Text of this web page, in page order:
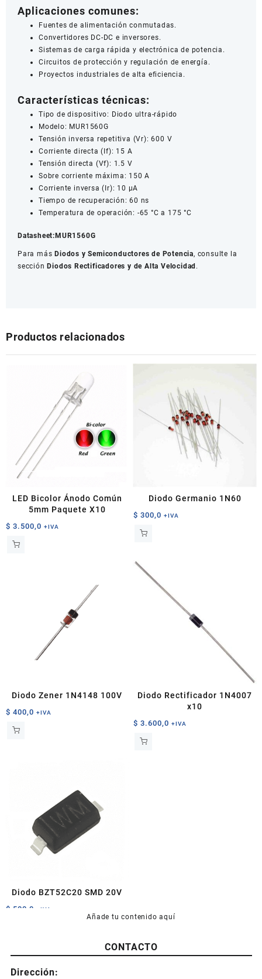
Aplicaciones comunes:
Fuentes de alimentación conmutadas.
Convertidores DC-DC e inversores.
Sistemas de carga rápida y electrónica de potencia.
Circuitos de protección y regulación de energía.
Proyectos industriales de alta eficiencia.
Características técnicas:
Tipo de dispositivo: Diodo ultra-rápido
Modelo: MUR1560G
Tensión inversa repetitiva (Vr): 600 V
Corriente directa (If): 15 A
Tensión directa (Vf): 1.5 V
Sobre corriente máxima: 150 A
Corriente inversa (Ir): 10 µA
Tiempo de recuperación: 60 ns
Temperatura de operación: -65 °C a 175 °C
Datasheet:MUR1560G
Para másDiodos y Semiconductores de Potencia, consulte la
secciónDiodos Rectificadores y de Alta Velocidad .
Productos relacionados
LED Bicolor Ánodo Común
5mm Paquete X10
$ 3.500,0 +IVA
Diodo Germanio 1N60
$ 300,0 +IVA
Diodo Zener 1N4148 100V
$ 400,0 +IVA
Diodo Rectificador 1N4007
x10
$ 3.600,0 +IVA
Diodo BZT52C20 SMD 20V
$ 500,0 +IVA
Añade tu contenido aquí
CONTACTO
Dirección: